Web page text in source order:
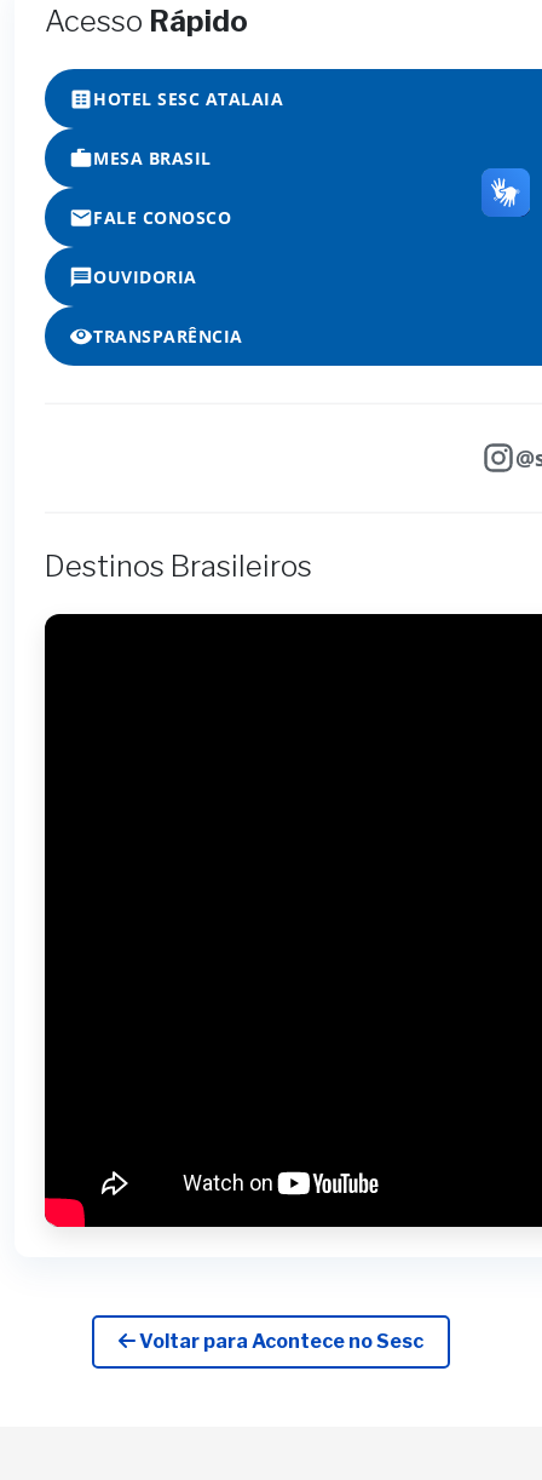
Acesso Rápido
HOTEL SESC ATALAIA
MESA BRASIL
FALE CONOSCO
OUVIDORIA
TRANSPARÊNCIA
Destinos Brasileiros
Voltar para Acontece no Sesc